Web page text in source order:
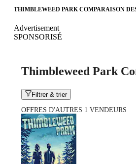
THIMBLEWEED PARK COMPARAISON
Advertisement
SPONSORISÉ
Thimbleweed Park
Filtrer & trier
OFFRES D'AUTRES 1 VENDEURS